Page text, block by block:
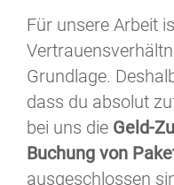
Für unsere Arbeit
Grundlage.
dass du absolut
bei uns die Geld-
Buchung von
ausgeschlossen